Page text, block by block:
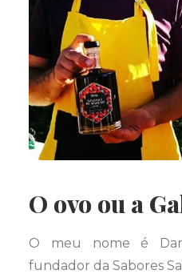
O ovo ou a
O meu nome é
fundador da Sabores